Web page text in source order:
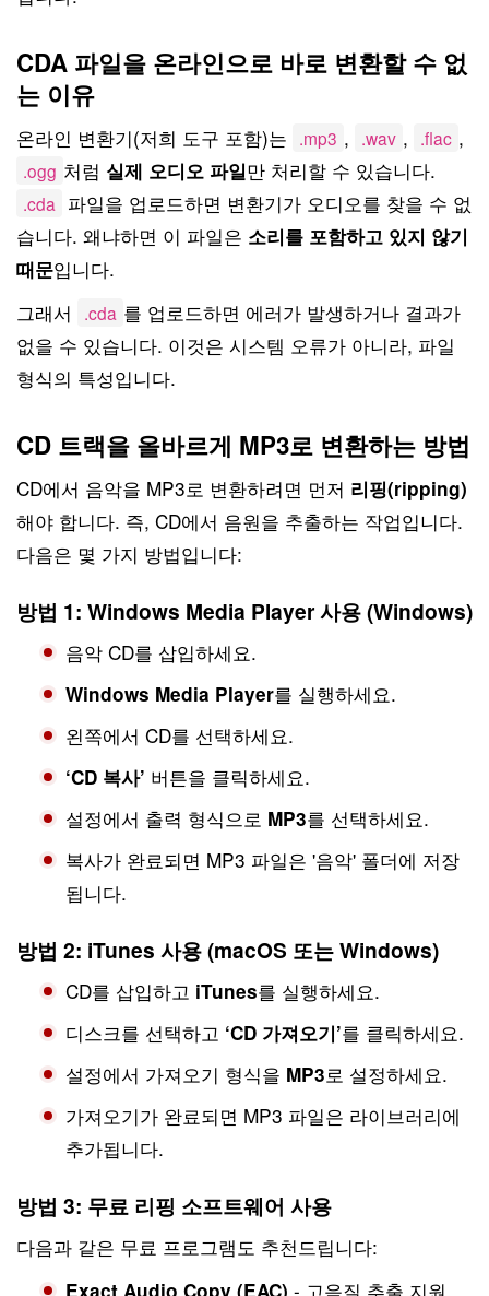
CDA 파일을 온라인으로 바로 변환할 수 없
는 이유
온라인 변환기(저희 도구 포함)는 .mp3 , .wav , .flac ,
.ogg 처럼 실제 오디오 파일만 처리할 수 있습니다.
.cda 파일을 업로드하면 변환기가 오디오를 찾을 수 없
습니다. 왜냐하면 이 파일은 소리를 포함하고 있지 않기
때문입니다.
그래서
.cda 를 업로드하면 에러가 발생하거나 결과가
없을 수 있습니다. 이것은 시스템 오류가 아니라, 파일
형식의 특성입니다.
CD 트랙을 올바르게 MP3로 변환하는 방법
CD에서 음악을 MP3로 변환하려면 먼저 리핑(ripping)
해야 합니다. 즉, CD에서 음원을 추출하는 작업입니다.
다음은 몇 가지 방법입니다:
방법 1: Windows Media Player 사용 (Windows)
음악 CD를 삽입하세요.
Windows Media Player를 실행하세요.
왼쪽에서 CD를 선택하세요.
‘CD 복사’ 버튼을 클릭하세요.
설정에서 출력 형식으로 MP3를 선택하세요.
복사가 완료되면 MP3 파일은 '음악' 폴더에 저장
됩니다.
방법 2: iTunes 사용 (macOS 또는 Windows)
CD를 삽입하고 iTunes를 실행하세요.
디스크를 선택하고 ‘CD 가져오기’를 클릭하세요.
설정에서 가져오기 형식을 MP3로 설정하세요.
가져오기가 완료되면 MP3 파일은 라이브러리에
추가됩니다.
방법 3: 무료 리핑 소프트웨어 사용
다음과 같은 무료 프로그램도 추천드립니다:
Exact Audio Copy (EAC) - 고음질 추출 지원.